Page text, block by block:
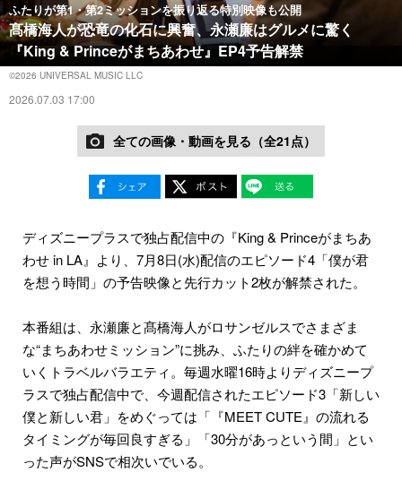
ふたりが第1・第2ミッションを振り返る特別映像も公開
髙橋海人が恐竜の化石に興奮、永瀬廉はグルメに驚く
『King & Princeがまちあわせ』EP4予告解禁
©2026 UNIVERSAL MUSIC LLC
2026.07.03 17:00
全ての画像・動画を見る（全21点）
ディズニープラスで独占配信中の『King & Princeがまちあ
わせ in LA』より、7月8日(水)配信のエピソード4「僕が君
を想う時間」の予告映像と先行カット2枚が解禁された。
本番組は、永瀬廉と髙橋海人がロサンゼルスでさまざま
な“まちあわせミッション”に挑み、ふたりの絆を確かめて
いくトラベルバラエティ。毎週水曜16時よりディズニープ
ラスで独占配信中で、今週配信されたエピソード3「新しい
僕と新しい君」をめぐっては「『MEET CUTE』の流れる
タイミングが毎回良すぎる」「30分があっという間」とい
った声がSNSで相次いでいる。